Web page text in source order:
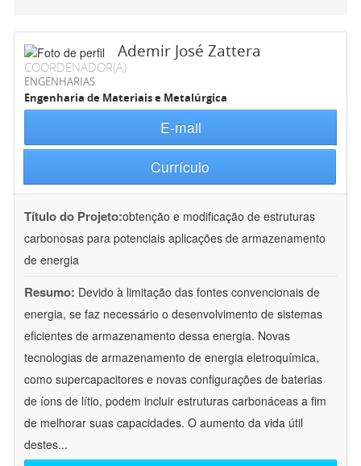
Ademir José Zattera
COORDENADOR(A)
ENGENHARIAS
Engenharia de Materiais e Metalúrgica
E-mail
Currículo
Título do Projeto:obtenção e modificação de estruturas
carbonosas para potenciais aplicações de armazenamento
de energia
Resumo: Devido à limitação das fontes convencionais de
energia, se faz necessário o desenvolvimento de sistemas
eficientes de armazenamento dessa energia. Novas
tecnologias de armazenamento de energia eletroquímica,
como supercapacitores e novas configurações de baterias
de íons de lítio, podem incluir estruturas carbonáceas a fim
de melhorar suas capacidades. O aumento da vida útil
destes...